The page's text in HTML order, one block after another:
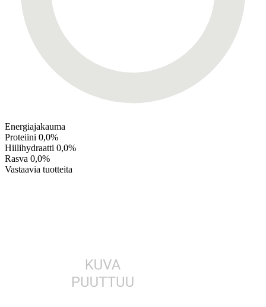
Energiajakauma
Proteiini 0,0%
Hiilihydraatti 0,0%
Rasva 0,0%
Vastaavia tuotteita